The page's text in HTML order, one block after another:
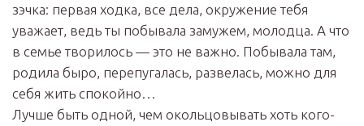
зэчка: первая ходка, все дела, окружение тебя
уважает, ведь ты побывала замужем, молодца. А что
в семье творилось — это не важно. Побывала там,
родила быро, перепугалась, развелась, можно для
себя жить спокойно…
Лучше быть одной, чем окольцовывать хоть кого-